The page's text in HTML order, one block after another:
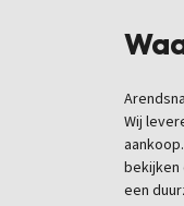
Wij
bekijken
een